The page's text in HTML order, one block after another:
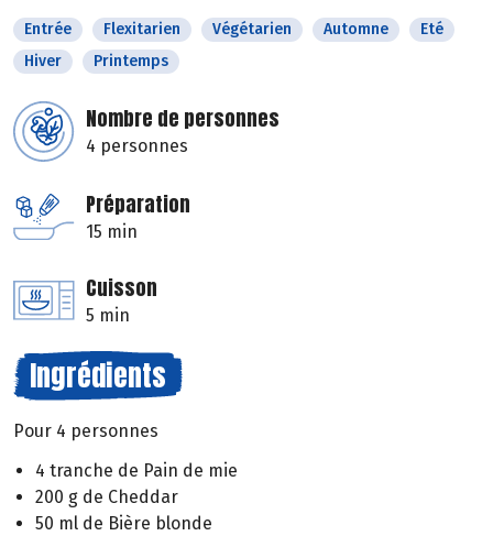
Entrée Flexitarien Végétarien Automne
Eté
Hiver
Printemps
Nombre de personnes
4 personnes
Préparation
15 min
Cuisson
5 min
Ingrédients
Pour 4 personnes
4 tranche de Pain de mie
200 g de Cheddar
50 ml de Bière blonde